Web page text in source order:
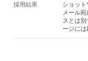
採用結果
ショッ
メール
スとは
ージには